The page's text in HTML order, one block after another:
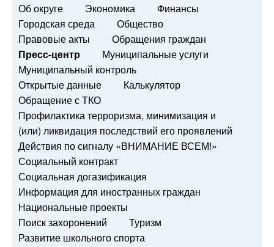
Об округе Экономика
Финансы
Городская среда
Общество
Правовые акты
Обращения граждан
Пресс-центр
Муниципальные услуги
Муниципальный контроль
Открытые данные
Калькулятор
Обращение с ТКО
Профилактика терроризма, минимизация и
(или) ликвидация последствий его проявлений
Действия по сигналу «ВНИМАНИЕ ВСЕМ!»
Социальный контракт
Социальная догазификация
Информация для иностранных граждан
Национальные проекты
Поиск захоронений
Туризм
Развитие школьного спорта